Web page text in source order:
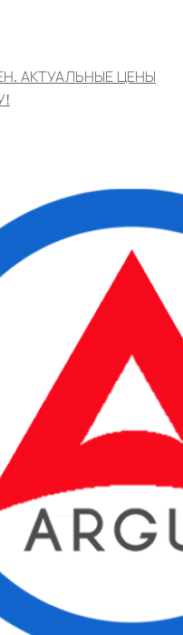
АКТУАЛЬНЫЕ ЦЕНЫ